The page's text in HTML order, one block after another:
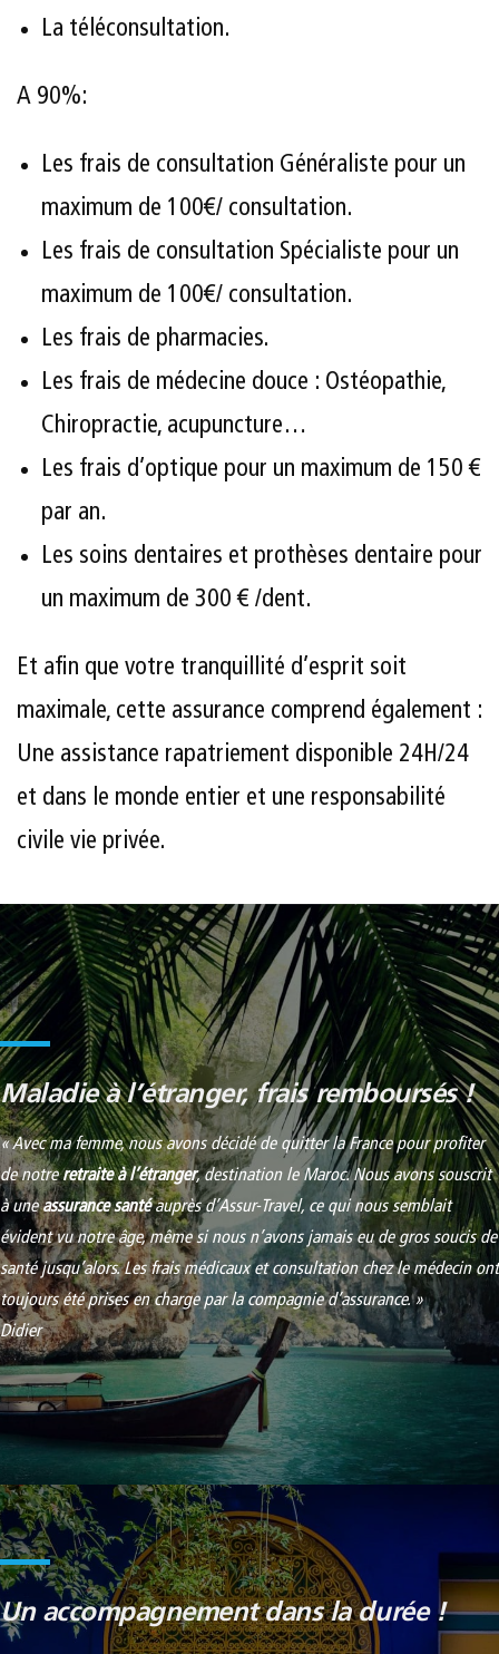
La téléconsultation.
A 90%:
Les frais de consultation Généraliste pour un
maximum de 100€/ consultation.
Les frais de consultation Spécialiste pour un
maximum de 100€/ consultation.
Les frais de pharmacies.
Les frais de médecine douce : Ostéopathie,
Chiropractie, acupuncture…
Les frais d’optique pour un maximum de 150 €
par an.
Les soins dentaires et prothèses dentaire pour
un maximum de 300 € /dent.
Et afin que votre tranquillité d’esprit soit
maximale, cette assurance comprend également :
Une assistance rapatriement disponible 24H/24
et dans le monde entier et une responsabilité
civile vie privée.
Maladie à l’étranger, frais remboursés !
« Avec ma femme, nous avons décidé de quitter la France pour profiter
de notreretraite à l’étranger, destination le Maroc. Nous avons souscrit
à uneassurance santéauprès d’Assur-Travel, ce qui nous semblait
évident vu notre âge, même si nous n’avons jamais eu de gros soucis de
santé jusqu’alors. Les frais médicaux et consultation chez le médecin ont
toujours été prises en charge par la compagnie d’assurance. »
Didier
Un accompagnement dans la durée !